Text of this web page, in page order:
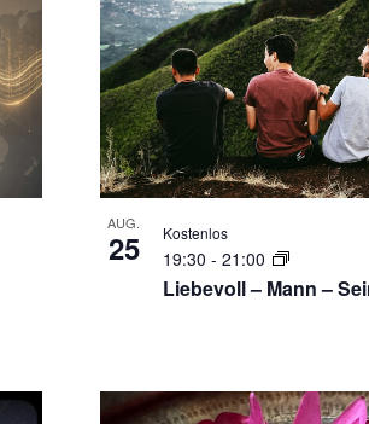
AUG.
25
Liebevoll – Mann –
19:30 - 21:00
Kostenlos